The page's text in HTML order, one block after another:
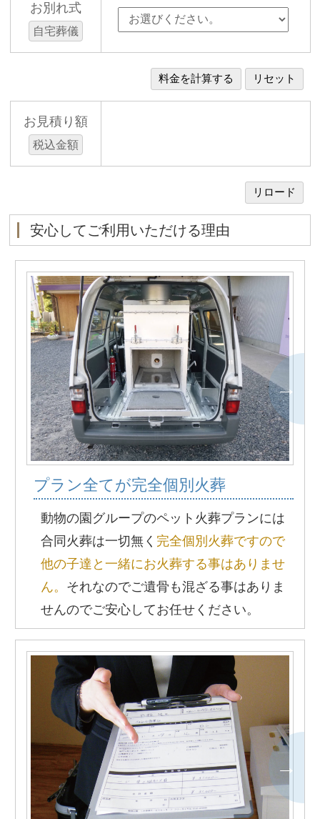
お別れ式
自宅葬儀
お見積り額
税込金額
安心してご利用いただける理由
プラン全てが完全個別火葬
動物の園グループのペット火葬プランには
合同火葬は一切無く 完全個別火葬ですので
他の子達と一緒にお火葬する事はありませ
ん。 それなのでご遺骨も混ざる事はありま
せんのでご安心してお任せください。